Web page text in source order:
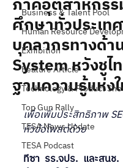
Business & Talent Pool
Human Resource
Exhibition
Feature Article
Technology & Product
Top Gun Rally
TESA News Update
TESA Podcast
ศึกษาทั่วประเ
บุคลากรทางด้า
System หวังชู
ฐานความรู้แห่ง
เพื่อเพิ่มประสิทธิภาพ
หัวข้อโพสต์ด้วย
ทีซา รร.จปร. และสนช